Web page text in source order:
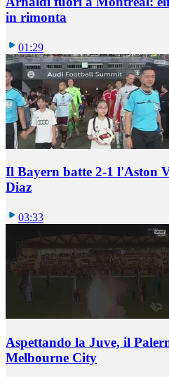
in rimonta
01:29
Il Bayern batte 2-1 l'Aston
Diaz
03:33
Aspettando la Juve, il
Melbourne City